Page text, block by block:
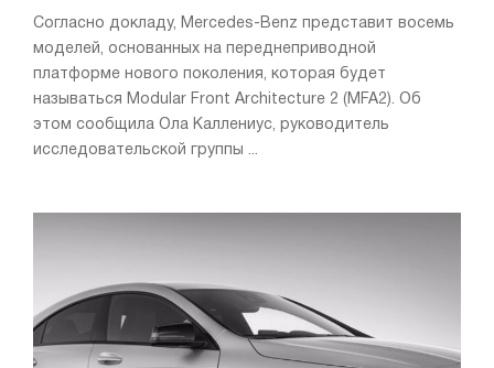
Согласно докладу, Mercedes-Benz представит восемь
моделей, основанных на переднеприводной
платформе нового поколения, которая будет
называться Modular Front Architecture 2 (MFA2). Об
этом сообщила Ола Каллениус, руководитель
исследовательской группы ...